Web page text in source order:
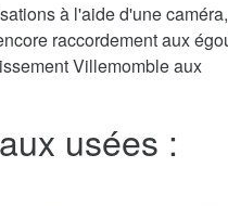
à l'aide d'une caméra,
raccordement aux
Villemomble aux
usées :